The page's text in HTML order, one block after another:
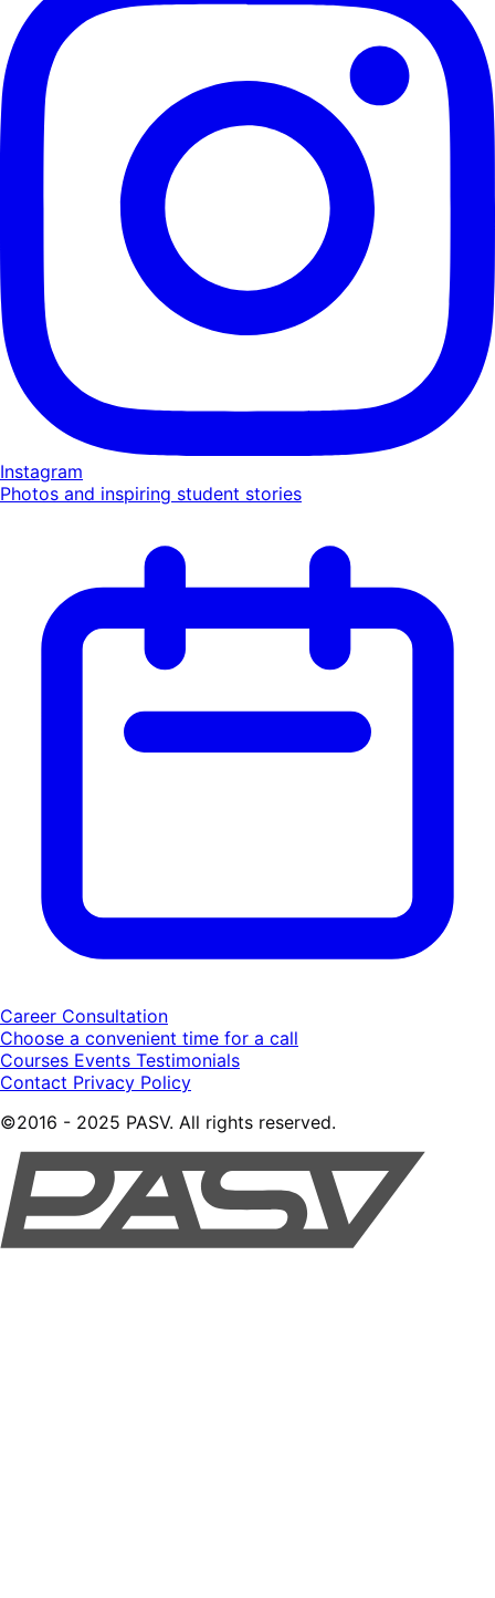
Instagram
Photos and inspiring student stories
Career Consultation
Choose a convenient time for a call
Courses Events Testimonials
Contact Privacy Policy
©2016 - 2025 PASV. All rights reserved.